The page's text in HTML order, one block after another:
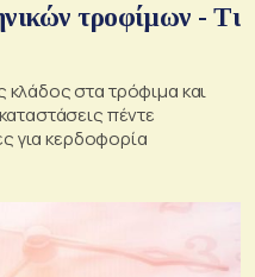
τροφίμων - Τι
στα τρόφιμα και
πέντε
για κερδοφορία